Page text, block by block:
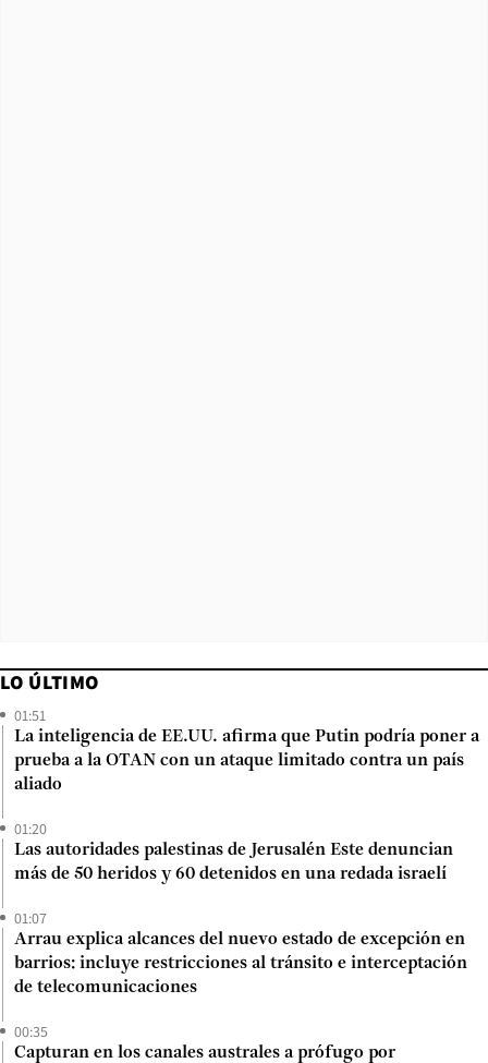
LO ÚLTIMO
01:51
La inteligencia de EE.UU. afirma que Putin podría poner a
prueba a la OTAN con un ataque limitado contra un país
aliado
01:20
Las autoridades palestinas de Jerusalén Este denuncian
más de 50 heridos y 60 detenidos en una redada israelí
01:07
Arrau explica alcances del nuevo estado de excepción en
barrios: incluye restricciones al tránsito e interceptación
de telecomunicaciones
00:35
Capturan en los canales australes a prófugo por